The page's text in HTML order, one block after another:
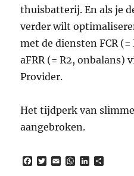
thuisbatterij. En als je
verder wilt
met de diensten FCR
aFRR (= R2, onbalans)
Provider.
Het tijdperk van
aangebroken.
F
T
E
W
L